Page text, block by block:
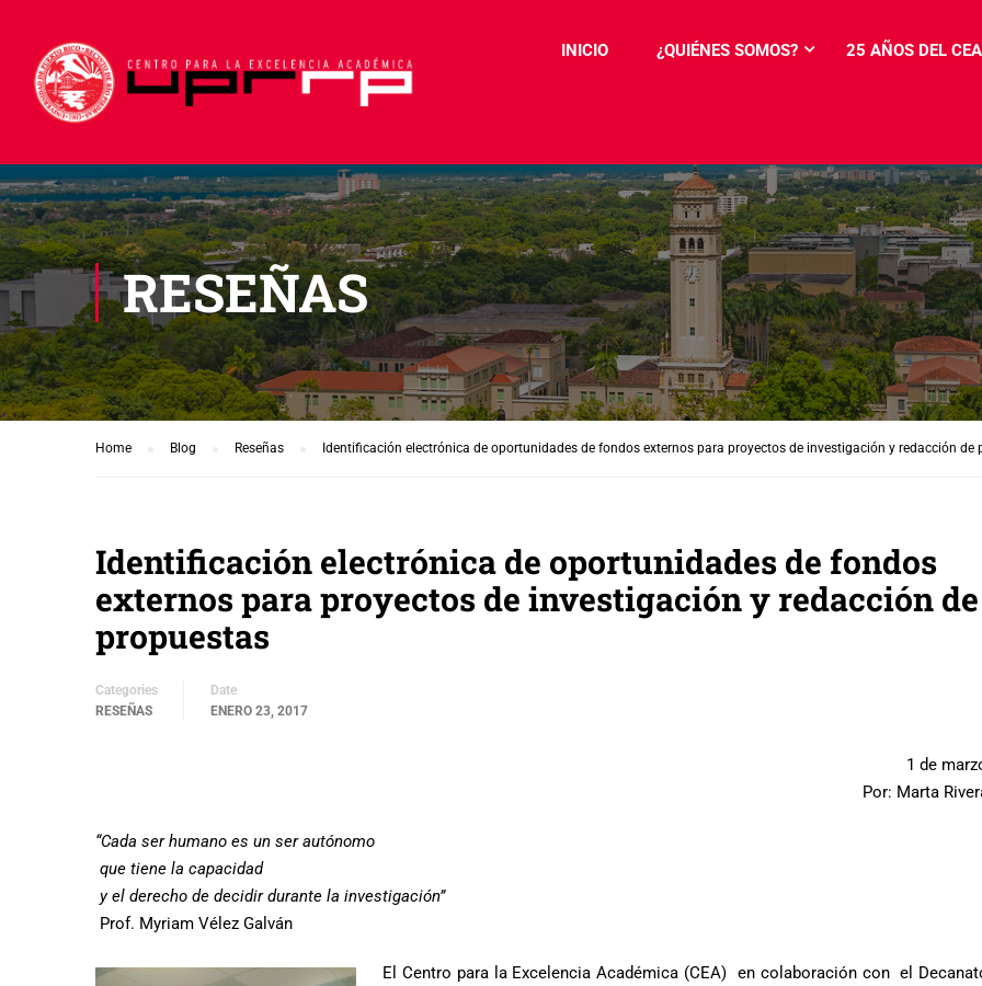
INICIO ¿QUIÉNES SOMOS? 25 AÑOS DEL CEA
RESEÑAS
Home Blog Reseñas Identificación electrónica de oportunidades de fondos externos para proyectos de investigación y redacción de
Identificación electrónica de oportunidades de fondos
externos para proyectos de investigación y redacción de
propuestas
Categories
RESEÑAS
Date
ENERO 23, 2017
1 de
Por: Marta
“Cada ser humano es un ser autónomo
que tiene la capacidad
y el derecho de decidir durante la investigación”
Prof. Myriam Vélez Galván
El Centro para la Excelencia Académica (CEA) en colaboración con el